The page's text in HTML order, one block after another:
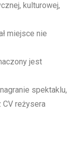
kulturowej,
miejsce nie
jest
spektaklu,
reżysera